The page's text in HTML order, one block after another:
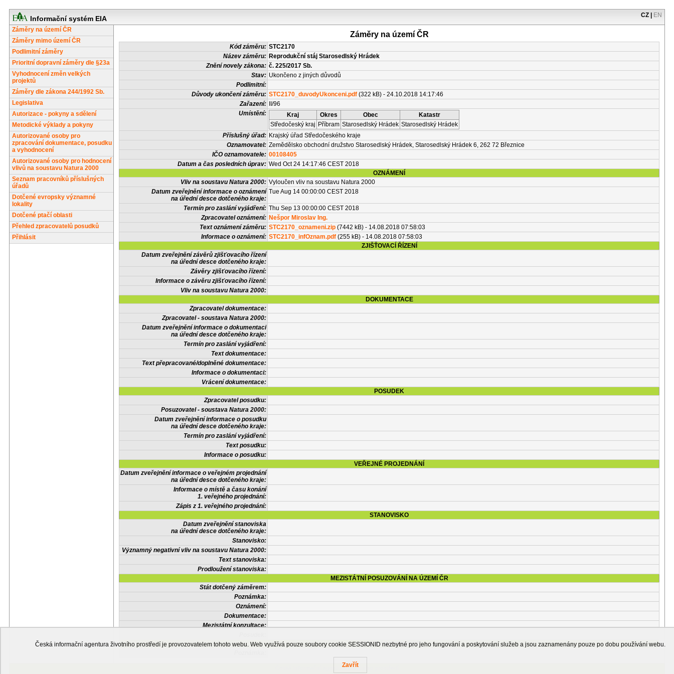
Informační systém EIA CZ EN
Záměry na území ČR
Záměry mimo území ČR
Podlimitní záměry
Prioritní dopravní záměry dle §23a
Vyhodnocení změn velkých
projektů
Záměry dle zákona 244/1992 Sb.
Legislativa
Autorizace - pokyny a sdělení
Metodické výklady a pokyny
Autorizované osoby pro
zpracování dokumentace, posudku
a vyhodnocení
Autorizované osoby pro hodnocení
vlivů na soustavu Natura 2000
Seznam pracovníků příslušných
úřadů
Dotčené evropsky významné
lokality
Dotčené ptačí oblasti
Přehled zpracovatelů posudků
Přihlásit
Záměry na území ČR
Kód záměru: STC2170
Název záměru: Reprodukční stáj Starosedlský Hrádek
Znění novely zákona: č. 225/2017 Sb.
Stav: Ukončeno z jiných důvodů
Podlimitní:
Důvody ukončení záměru: STC2170_duvodyUkonceni.pdf (322 kB) - 24.10.2018 14:17:46
Zařazení:
II/96
Umístění:
Kraj Okres Obec
Katastr
Středočeský kraj Příbram Starosedlský Hrádek Starosedlský Hrádek
Příslušný úřad: Krajský úřad Středočeského kraje
Oznamovatel: Zemědělsko obchodní družstvo Starosedlský Hrádek, Starosedlský Hrádek 6, 262 72 Březnice
IČO oznamovatele: 00108405
Datum a čas posledních úprav: Wed Oct 24 14:17:46 CEST 2018
OZNÁMENÍ
Vliv na soustavu Natura 2000: Vyloučen vliv na soustavu Natura 2000
Datum zveřejnění informace o oznámení
na úřední desce dotčeného kraje:
Tue Aug 14 00:00:00 CEST 2018
Termín pro zaslání vyjádření: Thu Sep 13 00:00:00 CEST 2018
Zpracovatel oznámení: Nešpor Miroslav Ing.
Text oznámení záměru: STC2170_oznameni.zip (7442 kB) - 14.08.2018 07:58:03
Informace o oznámení: STC2170_infOznam.pdf (255 kB) - 14.08.2018 07:58:03
ZJIŠŤOVACÍ ŘÍZENÍ
Datum zveřejnění závěrů zjišťovacího řízení
na úřední desce dotčeného kraje:
Závěry zjišťovacího řízení:
Informace o závěru zjišťovacího řízení:
Vliv na soustavu Natura 2000:
DOKUMENTACE
Zpracovatel dokumentace:
Zpracovatel - soustava Natura 2000:
Datum zveřejnění informace o dokumentaci
na úřední desce dotčeného kraje:
Termín pro zaslání vyjádření:
Text dokumentace:
Text přepracované/doplněné dokumentace:
Informace o dokumentaci:
Vrácení dokumentace:
POSUDEK
Zpracovatel posudku:
Posuzovatel - soustava Natura 2000:
Datum zveřejnění informace o posudku
na úřední desce dotčeného kraje:
Termín pro zaslání vyjádření:
Text posudku:
Informace o posudku:
VEŘEJNÉ PROJEDNÁNÍ
Datum zveřejnění informace o veřejném projednání
na úřední desce dotčeného kraje:
Informace o místě a času konání
1. veřejného projednání:
Zápis z 1. veřejného projednání:
STANOVISKO
Datum zveřejnění stanoviska
na úřední desce dotčeného kraje:
Stanovisko:
Významný negativní vliv na soustavu Natura 2000:
Text stanoviska:
Prodloužení stanoviska:
MEZISTÁTNÍ POSUZOVÁNÍ NA ÚZEMÍ ČR
Stát dotčený záměrem:
Poznámka:
Oznámení:
Dokumentace:
Mezistátní konzultace:
OSTATNÍ INFORMACE
Česká informační agentura životního prostředí
Česká informační agentura životního prostředí je provozovatelem tohoto webu. Web využívá pouze soubory cookie SESSIONID nezbytné pro jeho fungování a poskytování služeb a jsou zaznamenány pouze po dobu používání webu.
Zavřít